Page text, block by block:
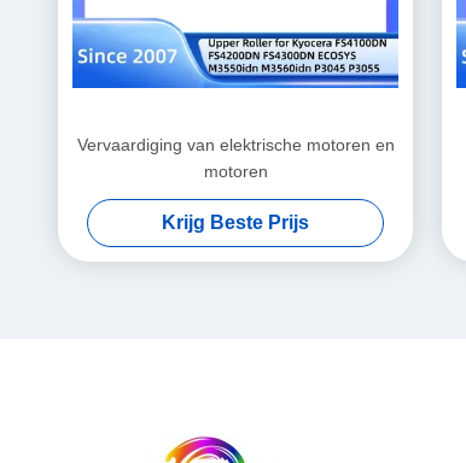
Vervaardiging van elektrische motoren en
motoren
Krijg Beste Prijs